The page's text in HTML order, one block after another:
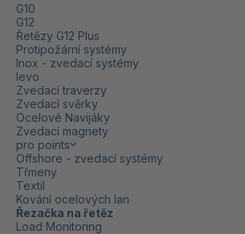
G10
G12
Řetězy G12 Plus
Protipožární systémy
Inox - zvedací systémy
levo
Zvedací traverzy
Zvedací svěrky
Ocelové Navijáky
Zvedací magnety
pro points
Offshore - zvedací systémy
Třmeny
Textil
Kování ocelových lan
Řezačka na řetěz
Load Monitoring